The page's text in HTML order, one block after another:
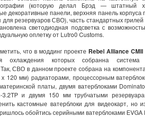
(которую делал Брэд — штатный
декоративные панели, верхняя панель
для резервуаров СВО), часть стандартных
светодиодная подсветка с
оплетку от Lutro0 Customs.
что в моддинг проекте Rebel Alliance CMII
охлаждения которых собранна система
СВО в данном проекте собрана на
120 мм) радиаторами, процессорным
платы, двумя ватерблоками
и двумя 150 мм трубчатыми
кастомные ватерблоки для видеокарт, но
обойтись серийными ватерблоками EVGA